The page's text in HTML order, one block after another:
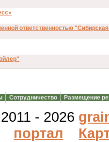
ответственностью
Сотрудничество Размещение
- 2026
портал